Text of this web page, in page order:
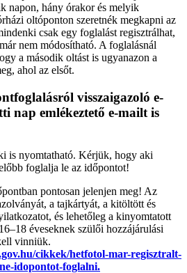
napon, hány órakor és melyik
oltóponton szeretnék megkapni az
csak egy foglalást regisztrálhat,
nem módosítható. A foglalásnál
a második oltást is ugyanazon a
ahol az elsőt.
visszaigazoló e-
nap emlékeztető e-mailt is
is nyomtatható. Kérjük, hogy aki
foglalja le az időpontot!
pontosan jelenjen meg! Az
a tajkártyát, a kitöltött és
és lehetőleg a kinyomtatott
éveseknek szülői hozzájárulási
vinniük.
cikkek/hetfotol-mar-regisztralt-
idopontot-foglalni.